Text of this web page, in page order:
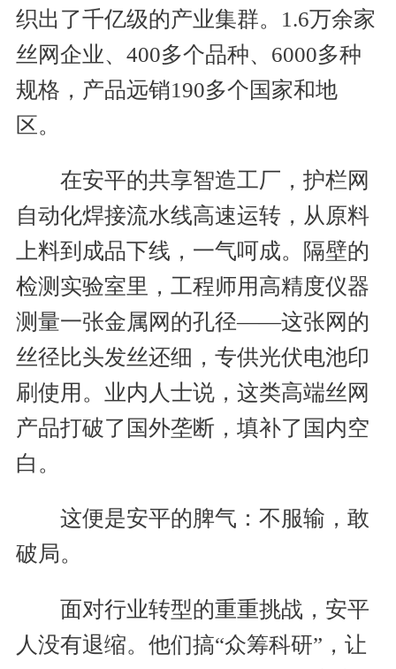
织出了千亿级的产业集群。1.6万余家
丝网企业、400多个品种、6000多种
规格，产品远销190多个国家和地
区。
在安平的共享智造工厂，护栏网
自动化焊接流水线高速运转，从原料
上料到成品下线，一气呵成。隔壁的
检测实验室里，工程师用高精度仪器
测量一张金属网的孔径——这张网的
丝径比头发丝还细，专供光伏电池印
刷使用。业内人士说，这类高端丝网
产品打破了国外垄断，填补了国内空
白。
这便是安平的脾气：不服输，敢
破局。
面对行业转型的重重挑战，安平
人没有退缩。他们搞“众筹科研”，让